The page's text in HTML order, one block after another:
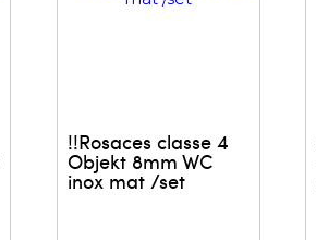
!!Rosaces classe 4
Objekt 8mm WC
inox mat /set